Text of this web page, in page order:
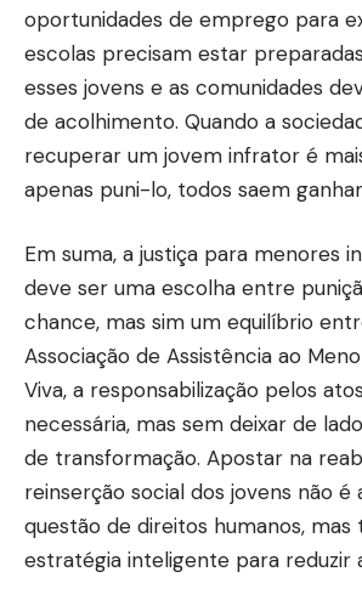
oportunidades de emprego para
escolas precisam estar
esses jovens e as comunidades
de acolhimento. Quando a
recuperar um jovem infrator é
apenas puni-lo, todos saem
Em suma, a justiça para menores
deve ser uma escolha entre
chance, mas sim um equilíbrio
Associação de Assistência ao
Viva, a responsabilização pelos
necessária, mas sem deixar de
de transformação. Apostar na
reinserção social dos jovens não é
questão de direitos humanos,
estratégia inteligente para reduzir